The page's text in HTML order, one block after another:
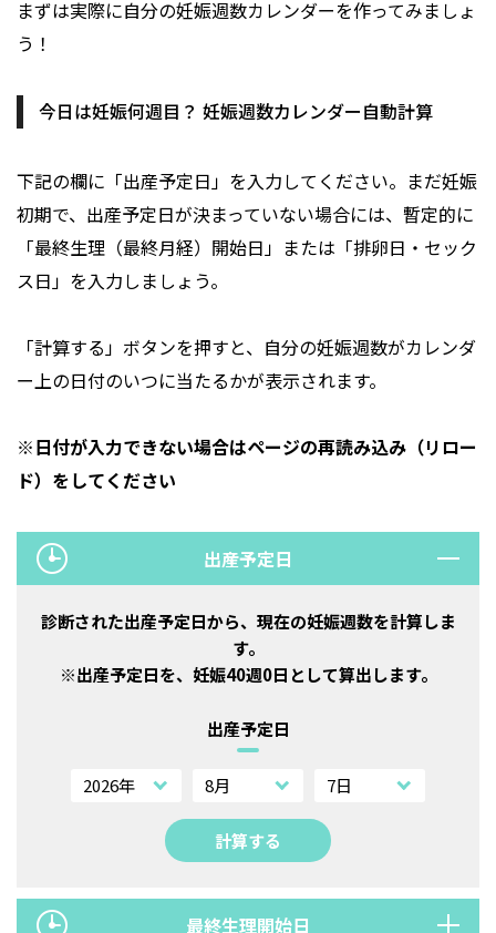
まずは実際に自分の妊娠週数カレンダーを作ってみましょ
う！
今日は妊娠何週目？ 妊娠週数カレンダー自動計算
下記の欄に「出産予定日」を入力してください。まだ妊娠
初期で、出産予定日が決まっていない場合には、暫定的に
「最終生理（最終月経）開始日」または「排卵日・セック
ス日」を入力しましょう。
「計算する」ボタンを押すと、自分の妊娠週数がカレンダ
ー上の日付のいつに当たるかが表示されます。
※日付が入力できない場合はページの再読み込み（リロー
ド）をしてください
出産予定日
診断された出産予定日から、現在の妊娠週数を計算しま
す。
※出産予定日を、妊娠40週0日として算出します。
出産予定日
（選択してください）（選択してください）
計算する
最終生理開始日